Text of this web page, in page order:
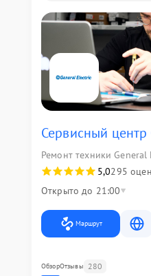
Сервисный
Ремонт техники General
5,0295
Открыто до 21:00
Маршрут
ОбзорОтзывы 280